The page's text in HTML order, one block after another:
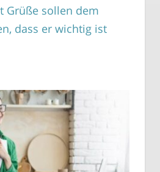
Grüße sollen dem
dass er wichtig ist